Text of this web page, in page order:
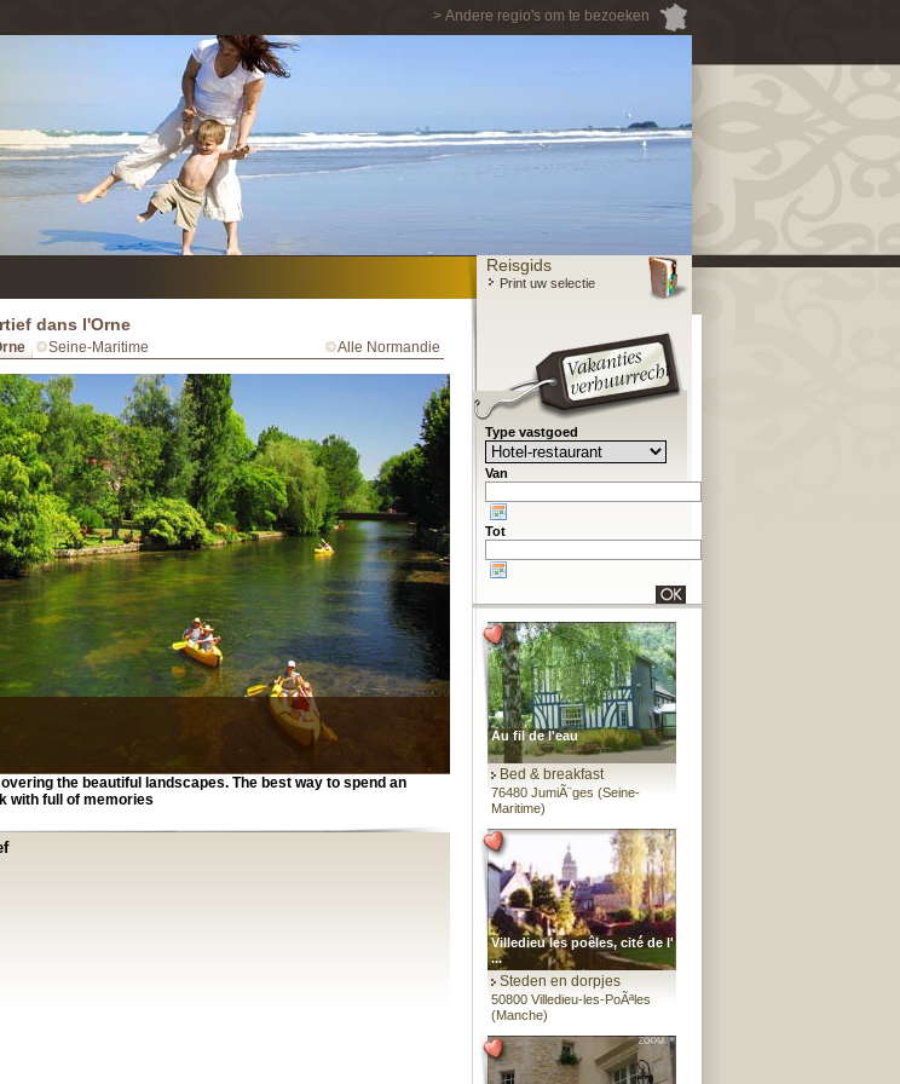
> Andere regio's om te bezoeken
Reisgids
Print uw selectie
dans l'Orne
Seine-Maritime Alle Normandie
the beautiful landscapes. The best way to spend an
with full of memories
Type vastgoed
Van
Tot
Au fil de l'eau
Bed & breakfast
76480 JumiÃ¨ges (Seine-
Maritime)
Villedieu les poêles, cité de l'
...
Steden en dorpjes
50800 Villedieu-les-PoÃªles
(Manche)